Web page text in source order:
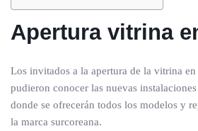
Apertura vitrina
Los invitados a la apertura de la vitrina
pudieron conocer las nuevas
donde se ofrecerán todos los modelos y
la marca surcoreana.